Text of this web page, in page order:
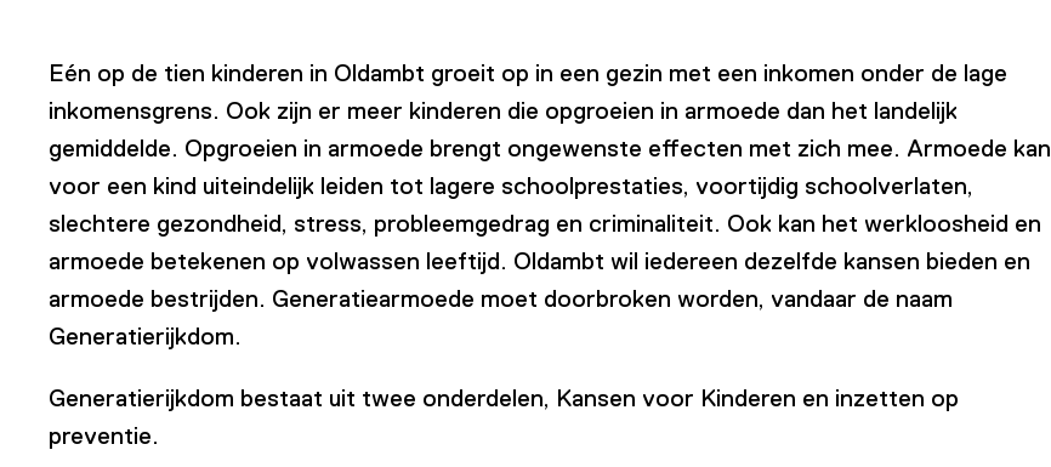
Eén op de tien kinderen in Oldambt groeit op in een gezin met een inkomen onder de lage
inkomensgrens. Ook zijn er meer kinderen die opgroeien in armoede dan het landelijk
gemiddelde. Opgroeien in armoede brengt ongewenste effecten met zich mee. Armoede kan
voor een kind uiteindelijk leiden tot lagere schoolprestaties, voortijdig schoolverlaten,
slechtere gezondheid, stress, probleemgedrag en criminaliteit. Ook kan het werkloosheid en
armoede betekenen op volwassen leeftijd. Oldambt wil iedereen dezelfde kansen bieden en
armoede bestrijden. Generatiearmoede moet doorbroken worden, vandaar de naam
Generatierijkdom.
Generatierijkdom bestaat uit twee onderdelen, Kansen voor Kinderen en inzetten op
preventie.